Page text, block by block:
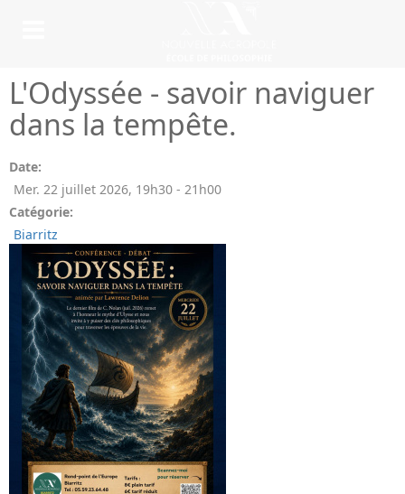
L'Odyssée - savoir naviguer
dans la tempête.
Date:
Mer. 22 juillet 2026, 19h30 - 21h00
Catégorie:
Biarritz